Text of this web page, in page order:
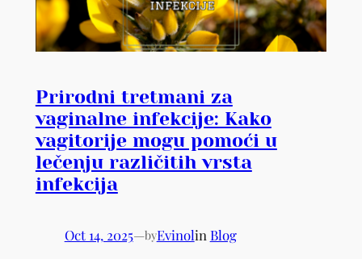
Prirodni tretmani za
vaginalne infekcije: Kako
vagitorije mogu pomoći u
lečenju različitih vrsta
infekcija
Oct 14, 2025—byEvinolin Blog